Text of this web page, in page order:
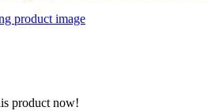
product now!